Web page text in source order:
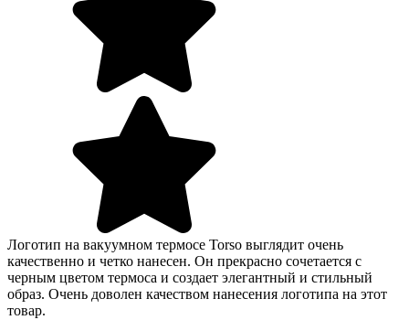
Логотип на вакуумном термосе Torso выглядит очень
качественно и четко нанесен. Он прекрасно сочетается с
черным цветом термоса и создает элегантный и стильный
образ. Очень доволен качеством нанесения логотипа на этот
товар.